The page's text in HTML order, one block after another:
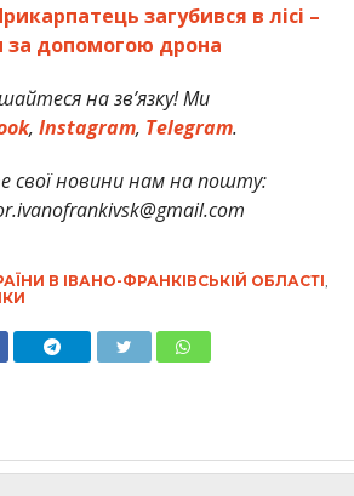
загубився в лісі –
за допомогою дрона
на зв’язку! Ми
, Instagram, Telegram.
свої новини нам на пошту:
В ІВАНО-ФРАНКІВСЬКІЙ ОБЛАСТІ